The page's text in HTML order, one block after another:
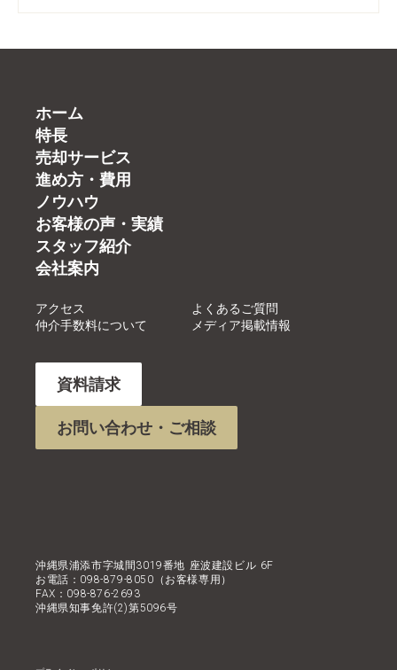
沖縄県浦添市字城間3019番地 座波建設ビル 6F
お電話：098-879-8050（お客様専用）
FAX：098-876-2693
沖縄県知事免許(2)第5096号
ホーム
特長
売却サービス
進め方・費用
ノウハウ
お客様の声・実績
スタッフ紹介
会社案内
アクセス
よくあるご質問
仲介手数料について
メディア掲載情報
資料請求
お問い合わせ・ご相談